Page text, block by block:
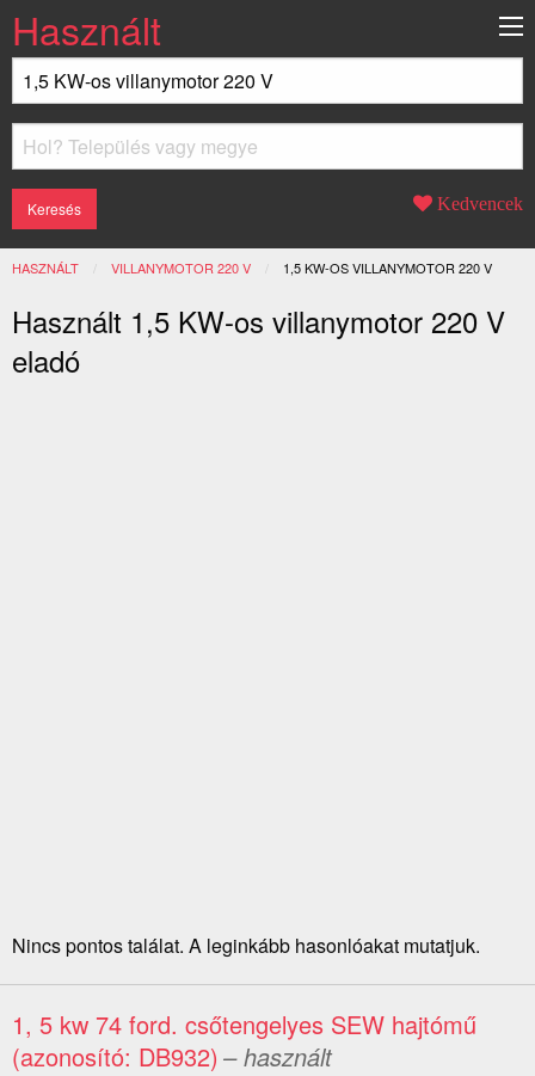
Használt
Kedvencek
HASZNÁLT VILLANYMOTOR 220 V JELENLEGI:
1,5 KW-OS VILLANYMOTOR 220 V
Használt 1,5 KW-os villanymotor 220 V
eladó
Nincs pontos találat. A leginkább hasonlóakat mutatjuk.
1, 5 kw 74 ford. csőtengelyes SEW hajtómű
(azonosító: DB932) – használt